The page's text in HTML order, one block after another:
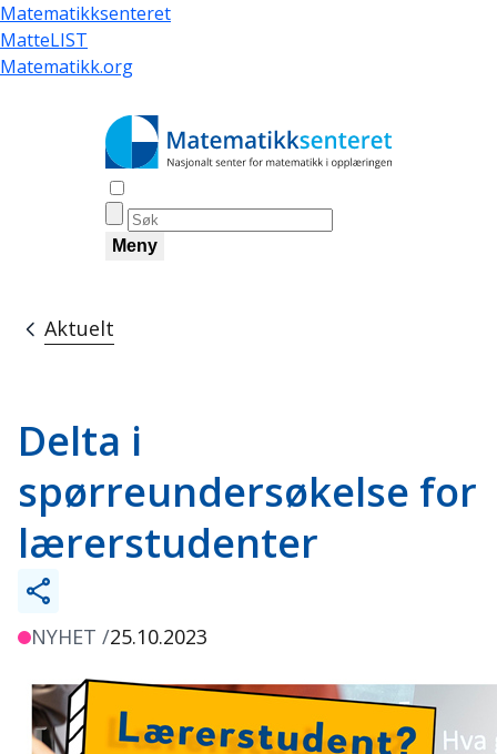
Hopp
til
hovedinnhold
Matematikksenteret
MatteLIST
Matematikk.org
Meny
Navigasjonssti
Aktuelt
Delta i
spørreundersøkelse for
lærerstudenter
NYHET /25.10.2023